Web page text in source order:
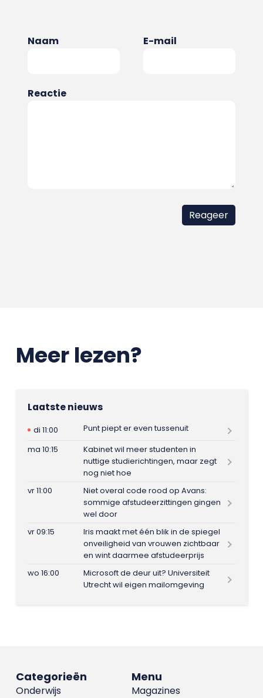
Naam E-mail
Reactie
Meer lezen?
Laatste nieuws
di 11:00
Punt piept er even tussenuit
ma 10:15
Kabinet wil meer studenten in
nuttige studierichtingen, maar zegt
nog niet hoe
vr 11:00
Niet overal code rood op Avans:
sommige afstudeerzittingen gingen
wel door
vr 09:15
Iris maakt met één blik in de spiegel
onveiligheid van vrouwen zichtbaar
en wint daarmee afstudeerprijs
wo 16:00
Microsoft de deur uit? Universiteit
Utrecht wil eigen mailomgeving
Menu
Magazines
Categorieën
Onderwijs